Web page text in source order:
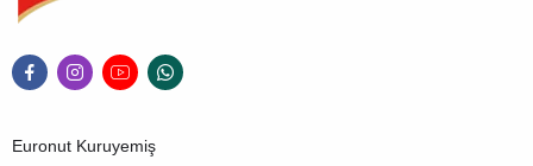
Euronut Kuruyemiş